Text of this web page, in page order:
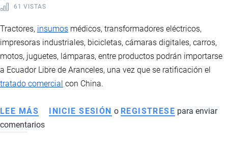
FLORÍCOLA
61 VISTAS
Tractores, insumos médicos, transformadores eléctricos,
impresoras industriales, bicicletas, cámaras digitales, carros,
motos, juguetes, lámparas, entre productos podrán importarse
a Ecuador Libre de Aranceles, una vez que se ratificación el
tratado comercial con China.
LEE MÁS SOBRE
PRODUCTOS
INICIE SESIÓN o REGISTRESE para enviar
comentarios